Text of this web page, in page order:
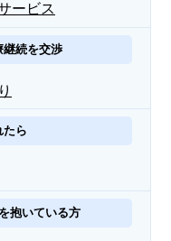
ービス
継続を交渉
たら
抱いている方